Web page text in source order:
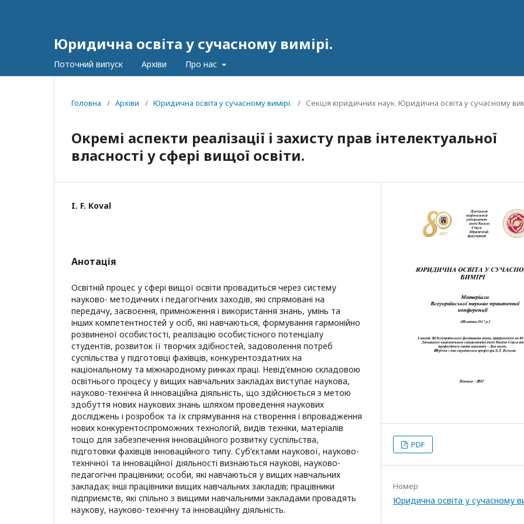
Юридична освіта у сучасному вимірі.
Поточний випуск Архіви Про нас
Головна / Архіви / Юридична освіта у сучасному вимірі. / Секція юридичних наук. Юридична освіта у сучасному
Окремі аспекти реалізації і захисту прав інтелектуальної
власності у сфері вищої освіти.
I. F. Koval
Анотація
Освітній процес у сфері вищої освіти провадиться через систему
науково- методичних і педагогічних заходів, які спрямовані на
передачу, засвоєння, примноження і використання знань, умінь та
інших компетентностей у осіб, які навчаються, формування гармонійно
розвиненої особистості, реалізацію особистісного потенціалу
студентів, розвиток її творчих здібностей, задоволення потреб
суспільства у підготовці фахівців, конкурентоздатних на
національному та міжнародному ринках праці. Невід’ємною складовою
освітнього процесу у вищих навчальних закладах виступає наукова,
науково-технічна й інноваційна діяльність, що здійснюється з метою
здобуття нових наукових знань шляхом проведення наукових
досліджень і розробок та їх спрямування на створення і впровадження
нових конкурентоспроможних технологій, видів техніки, матеріалів
тощо для забезпечення інноваційного розвитку суспільства,
підготовки фахівців інноваційного типу. Суб’єктами наукової, науково-
технічної та інноваційної діяльності визнаються наукові, науково-
педагогічні працівники; особи, які навчаються у вищих навчальних
закладах; інші працівники вищих навчальних закладів; працівники
підприємств, які спільно з вищими навчальними закладами провадять
наукову, науково-технічну та інноваційну діяльність.
PDF
Номер
Юридична освіта у сучасному